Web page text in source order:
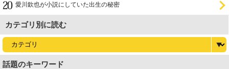
愛川欽也が小説にしていた出生の秘密
カテゴリ別に読む
話題のキーワード